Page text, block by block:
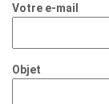
Votre e-mail
Objet